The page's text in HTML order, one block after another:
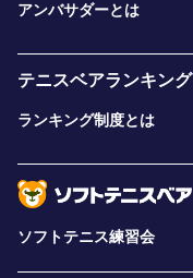
アンバサダーとは
テニスベアランキング
ランキング制度とは
ソフトテニス練習会